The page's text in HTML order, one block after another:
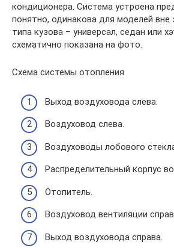
кондиционера. Система устроена
понятно, одинакова для моделей вне
типа кузова – универсал, седан или
схематично показана на фото.
Схема системы отопления
Выход воздуховода слева.
Воздуховод слева.
Воздуховоды лобового
Распределительный корпус
Отопитель.
Воздуховод вентиляции
Выход воздуховода справа.